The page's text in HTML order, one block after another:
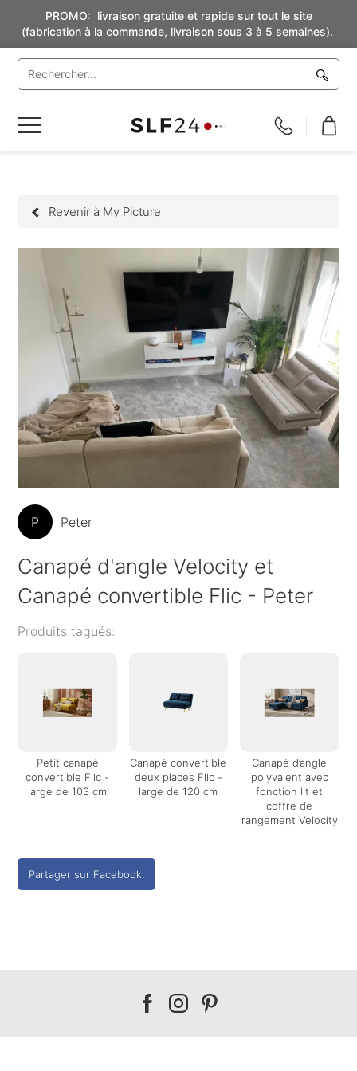
PROMO: livraison gratuite et rapide sur tout le site
(fabrication à la commande, livraison sous 3 à 5 semaines).
Basculer
Revenir à My Picture
P Peter
Canapé d'angle Velocity et
Canapé convertible Flic - Peter
Produits tagués:
Petit canapé
convertible Flic -
large de 103 cm
Canapé convertible
deux places Flic -
large de 120 cm
Canapé d’angle
polyvalent avec
fonction lit et
coffre de
rangement Velocity
Partager sur Facebook.
Our
Our
Our